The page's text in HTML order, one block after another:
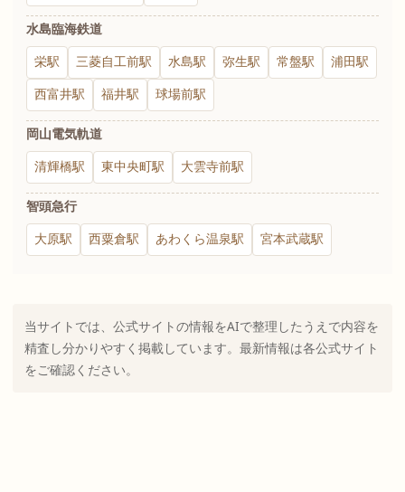
水島臨海鉄道
栄駅 三菱自工前駅 水島駅 弥生駅 常盤駅 浦田駅
西富井駅 福井駅 球場前駅
岡山電気軌道
清輝橋駅 東中央町駅 大雲寺前駅
智頭急行
大原駅 西粟倉駅 あわくら温泉駅 宮本武蔵駅
当サイトでは、公式サイトの情報をAIで整理したうえで内容を
精査し分かりやすく掲載しています。最新情報は各公式サイト
をご確認ください。